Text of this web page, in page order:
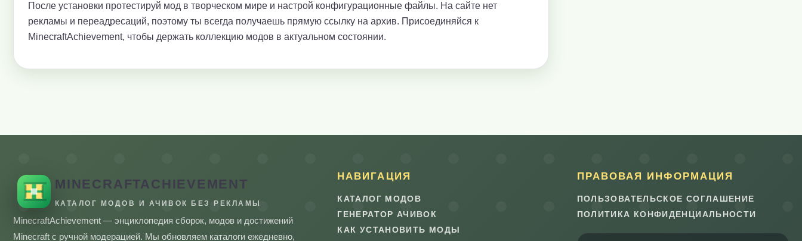
После установки протестируй мод в творческом мире и настрой конфигурационные файлы. На сайте нет
рекламы и переадресаций, поэтому ты всегда получаешь прямую ссылку на архив. Присоединяйся к
MinecraftAchievement, чтобы держать коллекцию модов в актуальном состоянии.
MINECRAFTACHIEVEMENT
КАТАЛОГ МОДОВ И АЧИВОК БЕЗ РЕКЛАМЫ
MinecraftAchievement — энциклопедия сборок, модов и достижений
Minecraft с ручной модерацией. Мы обновляем каталоги ежедневно,
НАВИГАЦИЯ
КАТАЛОГ МОДОВ
ГЕНЕРАТОР АЧИВОК
КАК УСТАНОВИТЬ МОДЫ
ПРАВОВАЯ ИНФОРМАЦИЯ
ПОЛЬЗОВАТЕЛЬСКОЕ СОГЛАШЕНИЕ
ПОЛИТИКА КОНФИДЕНЦИАЛЬНОСТИ